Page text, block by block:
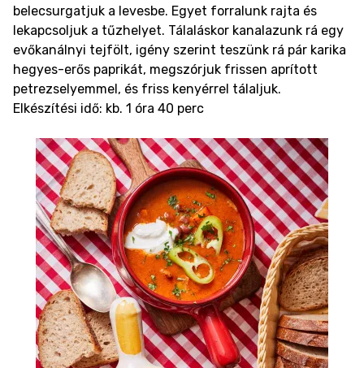
belecsurgatjuk a levesbe. Egyet forralunk rajta és
lekapcsoljuk a tűzhelyet. Tálaláskor kanalazunk rá egy
evőkanálnyi tejfölt, igény szerint teszünk rá pár karika
hegyes-erős paprikát, megszórjuk frissen aprított
petrezselyemmel, és friss kenyérrel tálaljuk.
Elkészítési idő: kb. 1 óra 40 perc